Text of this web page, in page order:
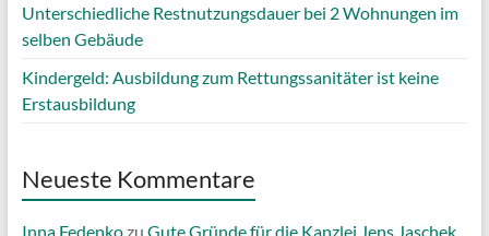
Unterschiedliche Restnutzungsdauer bei 2 Wohnungen im
selben Gebäude
Kindergeld: Ausbildung zum Rettungssanitäter ist keine
Erstausbildung
Neueste Kommentare
Inna Fedenkozu Gute Gründe für die Kanzlei Jens Jaschek